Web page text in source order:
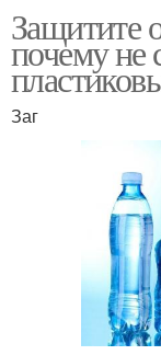
Защитите
почему не
Заг